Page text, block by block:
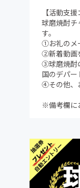
【活動支援
球磨焼酎チ
す。
①お礼のメ
②新着動画
③球磨焼酎
国のデパー
④その他、
※備考欄に